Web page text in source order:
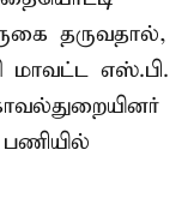
தருவதால்,
மாவட்ட எஸ்.பி.
பணியில்